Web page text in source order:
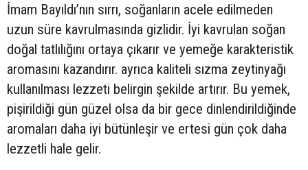
İmam Bayıldı’nın sırrı, soğanların acele edilmeden
uzun süre kavrulmasında gizlidir. İyi kavrulan soğan
doğal tatlılığını ortaya çıkarır ve yemeğe karakteristik
aromasını kazandırır. ayrıca kaliteli sızma zeytinyağı
kullanılması lezzeti belirgin şekilde artırır. Bu yemek,
pişirildiği gün güzel olsa da bir gece dinlendirildiğinde
aromaları daha iyi bütünleşir ve ertesi gün çok daha
lezzetli hale gelir.